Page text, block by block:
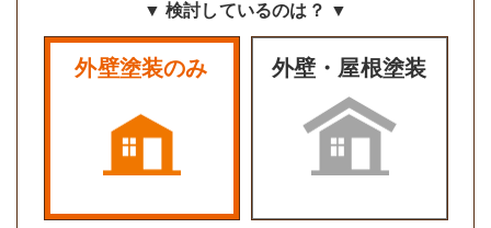
▼ 検討しているのは？ ▼
外壁塗装のみ 外壁・屋根塗装